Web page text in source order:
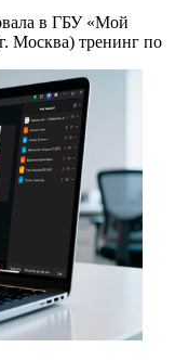
в ГБУ «Мой
Москва) тренинг по